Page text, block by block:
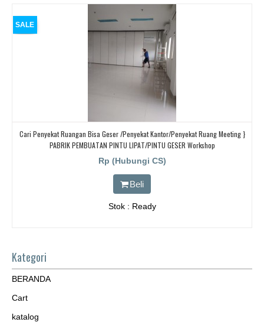
SALE
Cari Penyekat Ruangan Bisa Geser /Penyekat Kantor/Penyekat Ruang Meeting }
PABRIK PEMBUATAN PINTU LIPAT/PINTU GESER Workshop
Rp (Hubungi CS)
Beli
Stok : Ready
Kategori
BERANDA
Cart
katalog